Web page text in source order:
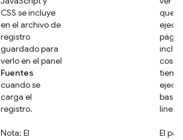
CSS se incluye
en el archivo de
registro
guardado para
verlo en el panel
Fuentes
cuando se
carga el
registro.
Nota: El
que
líneas.
El